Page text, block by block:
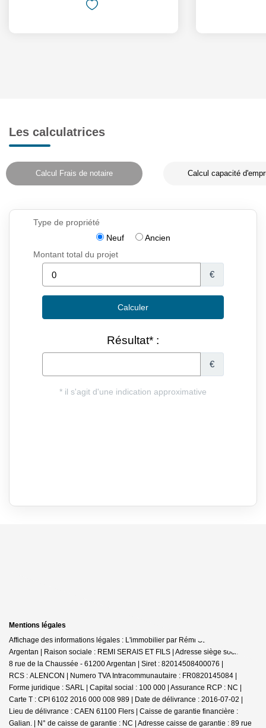
Les calculatrices
Calcul Frais de notaire Calcul capacité
Mentions légales
Affichage des informations légales : L'immobilier par Rémi SERAIS -
Argentan | Raison sociale : REMI SERAIS ET FILS | Adresse siège social : 6-
8 rue de la Chaussée - 61200 Argentan | Siret : 82014508400076 |
RCS : ALENCON | Numero TVA Intracommunautaire : FR0820145084 |
Forme juridique : SARL | Capital social : 100 000 | Assurance RCP : NC |
Carte T : CPI 6102 2016 000 008 989 | Date de délivrance : 2016-07-02 |
Lieu de délivrance : CAEN 61100 Flers | Caisse de garantie financière :
Galian. | N° de caisse de garantie : NC | Adresse caisse de garantie : 89 rue